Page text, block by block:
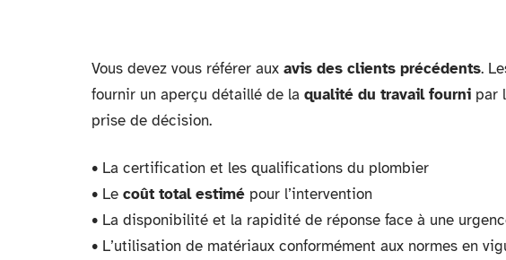
Vous devez vous référer aux avis des clients précédents.
fournir un aperçu détaillé de la qualité du travail fourni par
prise de décision.
• La certification et les qualifications du plombier
• Le coût total estimé pour l’intervention
• La disponibilité et la rapidité de réponse face à une
• L’utilisation de matériaux conformément aux normes en